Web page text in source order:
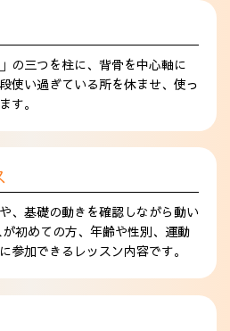
の三つを柱に、背骨を中心軸に
使い過ぎている所を休ませ、使っ
す。
、基礎の動きを確認しながら動い
初めての方、年齢や性別、運動
参加できるレッスン内容です。